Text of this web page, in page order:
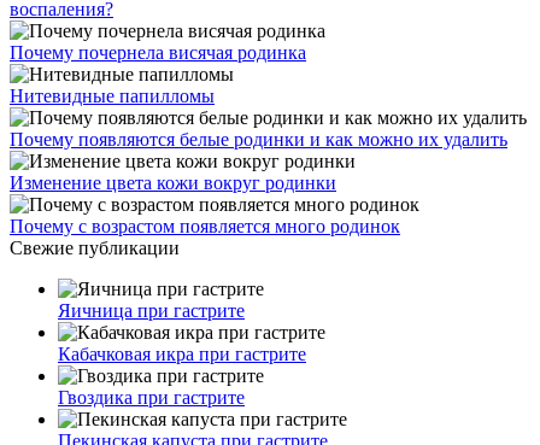
воспаления?
Почему почернела висячая родинка
Нитевидные папилломы
Почему появляются белые родинки и как можно их удалить
Изменение цвета кожи вокруг родинки
Почему с возрастом появляется много родинок
Свежие публикации
Яичница при гастрите
Кабачковая икра при гастрите
Гвоздика при гастрите